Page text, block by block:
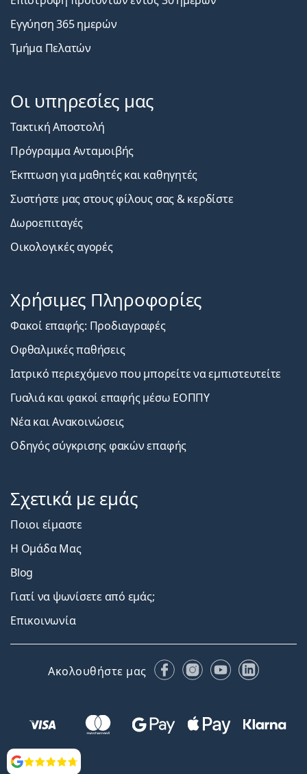
Αξιολογήσεις
Εγγύηση 365 ημερών
Τμήμα Πελατών
Οι υπηρεσίες μας
Τακτική Αποστολή
Πρόγραμμα Ανταμοιβής
Έκπτωση για μαθητές και καθηγητές
Συστήστε μας στους φίλους σας & κερδίστε
Δωροεπιταγές
Οικολογικές αγορές
Χρήσιμες Πληροφορίες
Φακοί επαφής: Προδιαγραφές
Οφθαλμικές παθήσεις
Ιατρικό περιεχόμενο που μπορείτε να εμπιστευτείτε
Γυαλιά και φακοί επαφής μέσω ΕΟΠΠΥ
Νέα και Ανακοινώσεις
Οδηγός σύγκρισης φακών επαφής
Σχετικά με εμάς
Ποιοι είμαστε
Η Ομάδα Μας
Blog
Γιατί να ψωνίσετε από εμάς;
Επικοινωνία
Ακολουθήστε μας FacebookInstagram
YouTubeLinkedIn